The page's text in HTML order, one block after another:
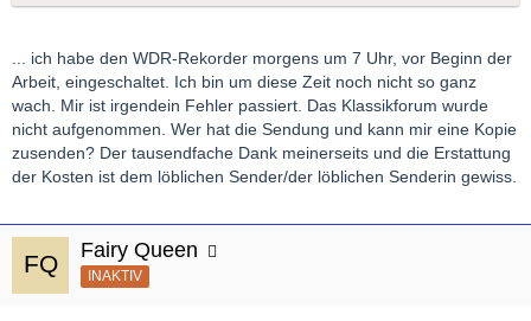
... ich habe den WDR-Rekorder morgens um 7 Uhr, vor Beginn der
Arbeit, eingeschaltet. Ich bin um diese Zeit noch nicht so ganz
wach. Mir ist irgendein Fehler passiert. Das Klassikforum wurde
nicht aufgenommen. Wer hat die Sendung und kann mir eine Kopie
zusenden? Der tausendfache Dank meinerseits und die Erstattung
der Kosten ist dem löblichen Sender/der löblichen Senderin gewiss.
Fairy Queen
INAKTIV